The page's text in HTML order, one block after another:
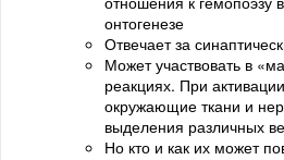
онтогенезе
Отвечает за
Может участвовать в
реакциях. При
окружающие ткани и
выделения различных
Но кто и как их может